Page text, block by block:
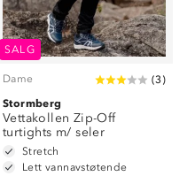
SALG
Dame (3)
Stormberg
Vettakollen Zip-Off
turtights m/ seler
Stretch
Lett vannavstøtende